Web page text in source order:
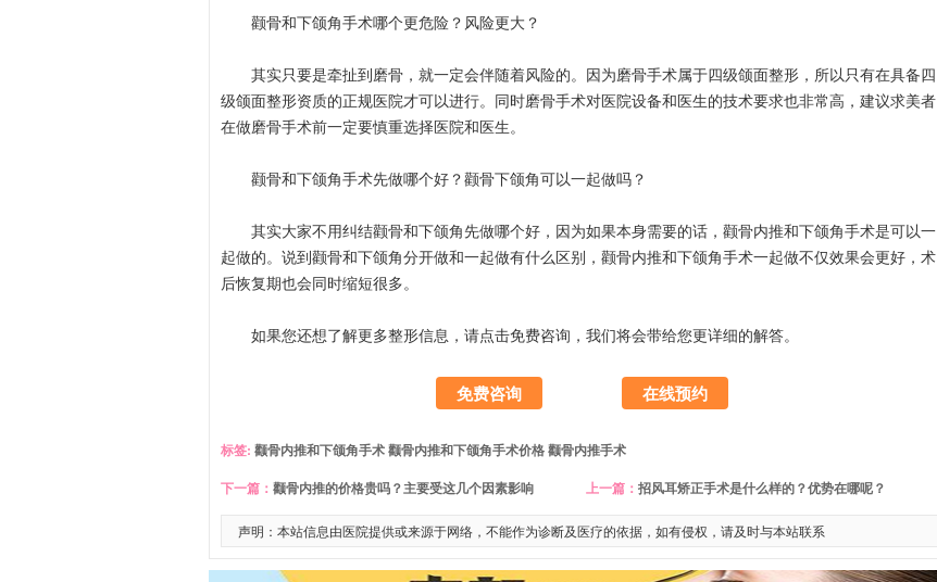
颧骨和下颌角手术哪个更危险？风险更大？
其实只要是牵扯到磨骨，就一定会伴随着风险的。因为磨骨手术属于四级颌面整形，所以只有在具备四
级颌面整形资质的正规医院才可以进行。同时磨骨手术对医院设备和医生的技术要求也非常高，建议求美者
在做磨骨手术前一定要慎重选择医院和医生。
颧骨和下颌角手术先做哪个好？颧骨下颌角可以一起做吗？
其实大家不用纠结颧骨和下颌角先做哪个好，因为如果本身需要的话，颧骨内推和下颌角手术是可以一
起做的。说到颧骨和下颌角分开做和一起做有什么区别，颧骨内推和下颌角手术一起做不仅效果会更好，术
后恢复期也会同时缩短很多。
如果您还想了解更多整形信息，请点击免费咨询，我们将会带给您更详细的解答。
免费咨询 在线预约
标签: 颧骨内推和下颌角手术颧骨内推和下颌角手术价格颧骨内推手术
下一篇： 颧骨内推的价格贵吗？主要受这几个因素影响 上一篇： 招风耳矫正手术是什么样的？优势在哪呢？
声明：本站信息由医院提供或来源于网络，不能作为诊断及医疗的依据，如有侵权，请及时与本站联系